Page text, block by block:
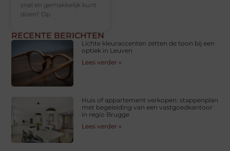
snel en gemakkelijk kunt
doen? Op
RECENTE BERICHTEN
Lichte kleuraccenten zetten de toon bij een
optiek in Leuven
Lees verder »
Huis of appartement verkopen: stappenplan
met begeleiding van een vastgoedkantoor
in regio Brugge
Lees verder »